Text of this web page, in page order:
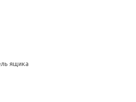
ящика